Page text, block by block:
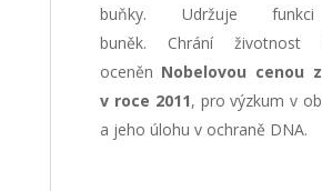
buňky. Udržuje
buněk. Chrání životnost
oceněn Nobelovou cenou
v roce 2011, pro výzkum v
a jeho úlohu v ochraně DNA.